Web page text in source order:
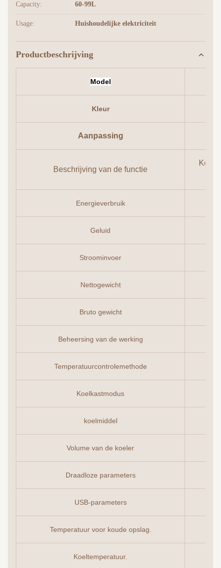
Capacity: 60-99L
Usage: Huishoudelijke elektriciteit
Productbeschrijving
Model
Kleur
Aanpassing
Beschrijving van de functie
Energieverbruik
Geluid
Stroominvoer
Nettogewicht
Bruto gewicht
Beheersing van de werking
Temperatuurcontrolemethode
Koelkastmodus
koelmiddel
Volume van de koeler
Draadloze parameters
USB-parameters
Temperatuur voor koude opslag.
Koeltemperatuur.